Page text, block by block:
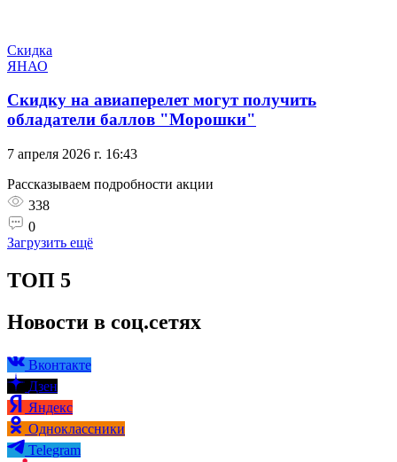
Скидка
ЯНАО
Скидку на авиаперелет могут получить
обладатели баллов "Морошки"
7 апреля 2026 г. 16:43
Рассказываем подробности акции
338
0
Загрузить ещё
ТОП 5
Новости в соц.сетях
Вконтакте
Дзен
Яндекс
Одноклассники
Telegram